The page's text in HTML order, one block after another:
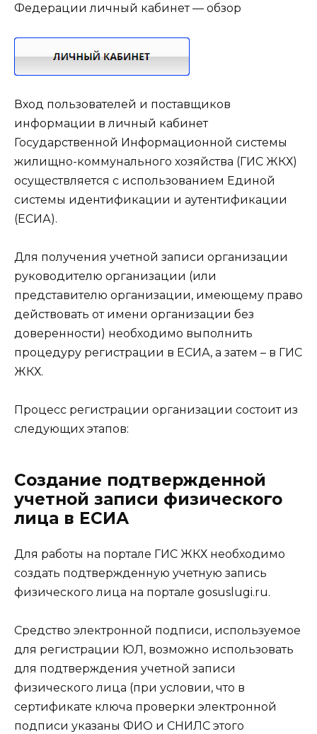
Федерации личный кабинет — обзор
Вход пользователей и поставщиков
информации в личный кабинет
Государственной Информационной системы
жилищно-коммунального хозяйства (ГИС ЖКХ)
осуществляется с использованием Единой
системы идентификации и аутентификации
(ЕСИА).
Для получения учетной записи организации
руководителю организации (или
представителю организации, имеющему право
действовать от имени организации без
доверенности) необходимо выполнить
процедуру регистрации в ЕСИА, а затем – в ГИС
ЖКХ.
Процесс регистрации организации состоит из
следующих этапов:
Создание подтвержденной
учетной записи физического
лица в ЕСИА
Для работы на портале ГИС ЖКХ необходимо
создать подтвержденную учетную запись
физического лица на портале gosuslugi.ru.
Средство электронной подписи, используемое
для регистрации ЮЛ, возможно использовать
для подтверждения учетной записи
физического лица (при условии, что в
сертификате ключа проверки электронной
подписи указаны ФИО и СНИЛС этого